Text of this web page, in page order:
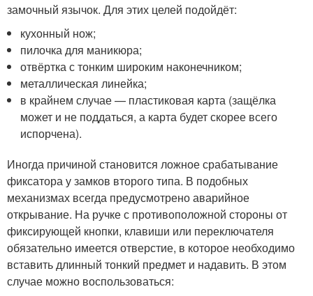
замочный язычок. Для этих целей подойдёт:
кухонный нож;
пилочка для маникюра;
отвёртка с тонким широким наконечником;
металлическая линейка;
в крайнем случае — пластиковая карта (защёлка
может и не поддаться, а карта будет скорее всего
испорчена).
Иногда причиной становится ложное срабатывание
фиксатора у замков второго типа. В подобных
механизмах всегда предусмотрено аварийное
открывание. На ручке с противоположной стороны от
фиксирующей кнопки, клавиши или переключателя
обязательно имеется отверстие, в которое необходимо
вставить длинный тонкий предмет и надавить. В этом
случае можно воспользоваться: